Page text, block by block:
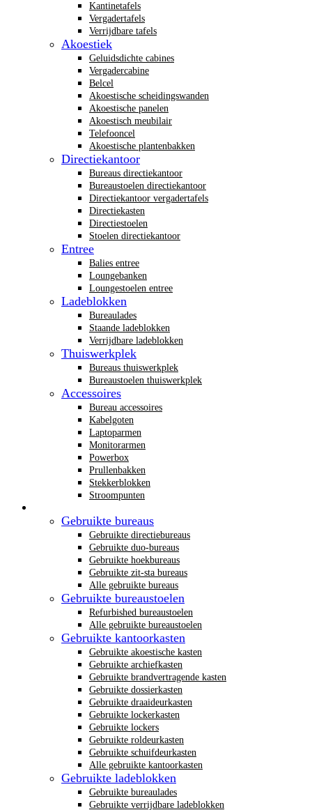
Kantinetafels
Vergadertafels
Verrijdbare tafels
Akoestiek
Geluidsdichte cabines
Vergadercabine
Belcel
Akoestische scheidingswanden
Akoestische panelen
Akoestisch meubilair
Telefooncel
Akoestische plantenbakken
Directiekantoor
Bureaus directiekantoor
Bureaustoelen directiekantoor
Directiekantoor vergadertafels
Directiekasten
Directiestoelen
Stoelen directiekantoor
Entree
Balies entree
Loungebanken
Loungestoelen entree
Ladeblokken
Bureaulades
Staande ladeblokken
Verrijdbare ladeblokken
Thuiswerkplek
Bureaus thuiswerkplek
Bureaustoelen thuiswerkplek
Accessoires
Bureau accessoires
Kabelgoten
Laptoparmen
Monitorarmen
Powerbox
Prullenbakken
Stekkerblokken
Stroompunten
Gebruikte bureaus
Gebruikte directiebureaus
Gebruikte duo-bureaus
Gebruikte hoekbureaus
Gebruikte zit-sta bureaus
Alle gebruikte bureaus
Gebruikte bureaustoelen
Refurbished bureaustoelen
Alle gebruikte bureaustoelen
Gebruikte kantoorkasten
Gebruikte akoestische kasten
Gebruikte archiefkasten
Gebruikte brandvertragende kasten
Gebruikte dossierkasten
Gebruikte draaideurkasten
Gebruikte lockerkasten
Gebruikte lockers
Gebruikte roldeurkasten
Gebruikte schuifdeurkasten
Alle gebruikte kantoorkasten
Gebruikte ladeblokken
Gebruikte bureaulades
Gebruikte verrijdbare ladeblokken